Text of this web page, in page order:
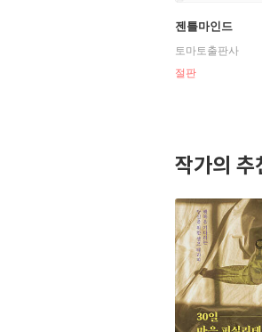
젠틀마인드
토마토출판사
절판
작가의 추